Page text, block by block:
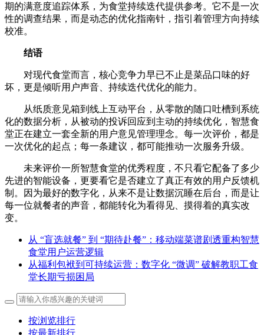
期的满意度追踪体系，为食堂持续迭代提供参考。它不是一次
性的调查结果，而是动态的优化指南针，指引着管理方向持续
校准。
结语
对现代食堂而言，核心竞争力早已不止是菜品口味的好
坏，更是倾听用户声音、持续迭代优化的能力。
从纸质意见箱到线上互动平台，从零散的随口吐槽到系统
化的数据分析，从被动的投诉回应到主动的持续优化，智慧食
堂正在建立一套全新的用户意见管理理念。每一次评价，都是
一次优化的起点；每一条建议，都可能推动一次服务升级。
未来评价一所智慧食堂的优秀程度，不只看它配备了多少
先进的智能设备，更要看它是否建立了真正有效的用户反馈机
制。因为最好的数字化，从来不是让数据沉睡在后台，而是让
每一位就餐者的声音，都能转化为看得见、摸得着的真实改
变。
从 “盲选就餐” 到 “期待赴餐”：移动端菜谱剧透重构智慧
食堂用户运营逻辑
从福利包袱到可持续运营：数字化 “微调” 破解教职工食
堂长期亏损困局
按浏览排行
按最新排行